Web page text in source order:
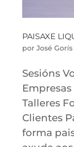
PAISAXE
por José Gorís
Sesións
Talleres
Clientes
forma